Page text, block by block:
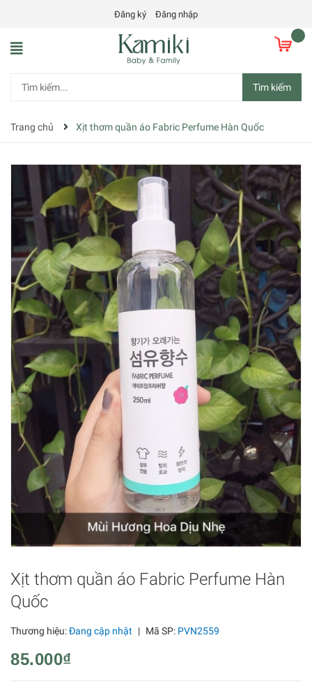
Đăng ký Đăng nhập
Tìm kiếm
Trang chủ Xịt thơm quần áo Fabric Perfume Hàn Quốc
Xịt thơm quần áo Fabric Perfume Hàn
Quốc
Thương hiệu:Đang cập nhật | Mã SP: PVN2559
85.000₫